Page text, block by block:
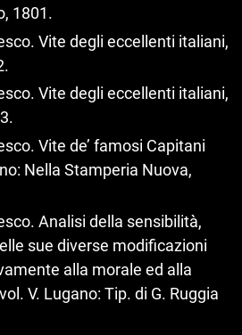
1801.
Vite degli eccellenti italiani,
Vite degli eccellenti italiani,
Vite de’ famosi Capitani
Nella Stamperia Nuova,
Analisi della sensibilità,
sue diverse modificazioni
alla morale ed alla
V. Lugano: Tip. di G. Ruggia